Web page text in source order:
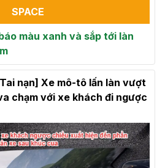
SPACE
màu xanh và sắp tới làn
nạn] Xe mô-tô lấn làn vượt
chạm với xe khách đi ngược